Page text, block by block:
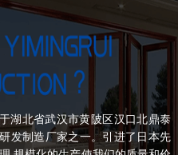
湖北省武汉市黄陂区汉口北鼎泰
发制造厂家之一。引进了日本先